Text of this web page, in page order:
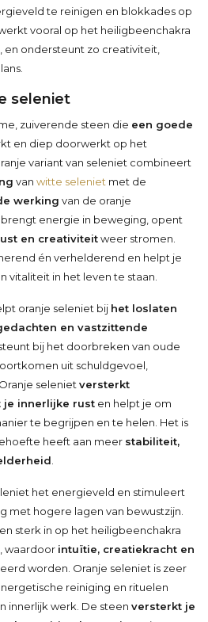
te reinigen en blokkades op
vooral op het heiligbeenchakra
ondersteunt zo creativiteit,
seleniet
zuiverende steen die een goede
en diep doorwerkt op het
variant van seleniet combineert
van witte seleniet met de
werking van de oranje
energie in beweging, opent
en creativiteitweer stromen.
én verhelderend en helpt je
vitaliteit in het leven te staan.
oranje seleniet bij het loslaten
en vastzittende
bij het doorbreken van oude
uit schuldgevoel,
seleniet versterkt
je innerlijke rust en helpt je om
te begrijpen en te helen. Het is
heeft aan meer stabiliteit,
het energieveld en stimuleert
met hogere lagen van bewustzijn.
sterk in op het heiligbeenchakra
waardoor intuïtie, creatiekracht en
worden. Oranje seleniet is zeer
reiniging en rituelen
innerlijk werk. De steen versterkt je